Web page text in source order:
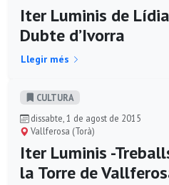
Iter Luminis de
Dubte d’Ivorra
Llegir més
CULTURA
dissabte, 1 de agost de 2015
Vallferosa (Torà)
Iter Luminis -
la Torre de